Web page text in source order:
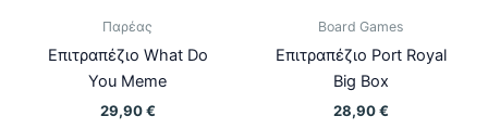
Παρέας
Επιτραπέζιο What Do
You Meme
29,90€
Board Games
Επιτραπέζιο Port Royal
Big Box
28,90€